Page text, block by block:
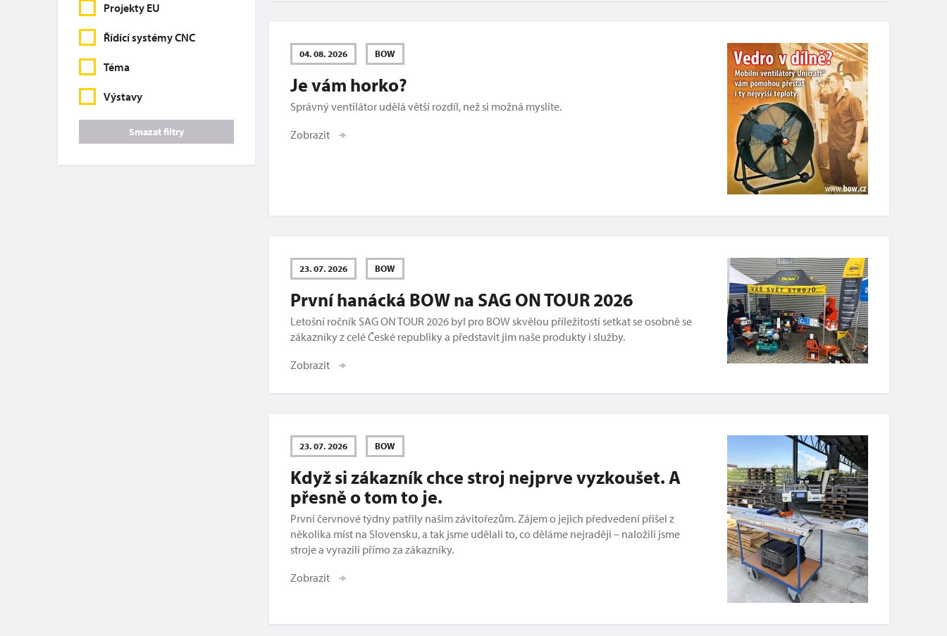
Projekty EU
Řídící systémy CNC
Téma
Výstavy
Smazat filtry
04. 08. 2026 BOW
Je vám horko?
Správný ventilátor udělá větší rozdíl, než si možná myslíte.
Zobrazit
23. 07. 2026 BOW
První hanácká BOW na SAG ON TOUR 2026
Letošní ročník SAG ON TOUR 2026 byl pro BOW skvělou příležitostí setkat se osobně se
zákazníky z celé České republiky a představit jim naše produkty i služby.
Zobrazit
23. 07. 2026 BOW
Když si zákazník chce stroj nejprve vyzkoušet. A
přesně o tom to je.
První červnové týdny patřily našim závitořezům. Zájem o jejich předvedení přišel z
několika míst na Slovensku, a tak jsme udělali to, co děláme nejraději – naložili jsme
stroje a vyrazili přímo za zákazníky.
Zobrazit